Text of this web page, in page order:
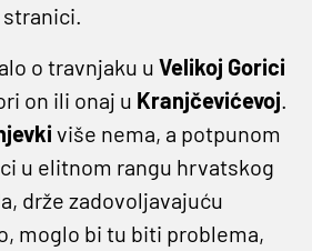
stranici.
o travnjaku u Velikoj Gorici
on ili onaj u Kranjčevićevoj.
više nema, a potpunom
u elitnom rangu hrvatskog
drže zadovoljavajuću
moglo bi tu biti problema,